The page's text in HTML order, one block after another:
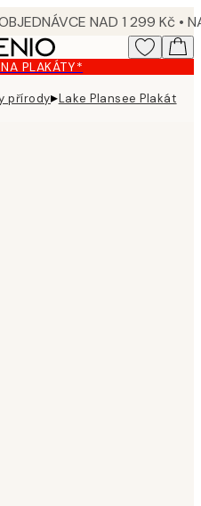
PLAKÁTY*
přírody▸Lake Plansee Plakát